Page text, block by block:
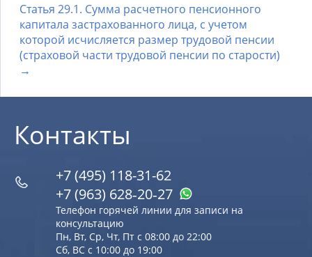
Статья 29.1. Сумма расчетного пенсионного
капитала застрахованного лица, с учетом
которой исчисляется размер трудовой пенсии
(страховой части трудовой пенсии по старости)
→
Контакты
+7 (495) 118-31-62
+7 (963) 628‑20‑27
Телефон горячей линии для записи на
консультацию
Пн, Вт, Ср, Чт, Пт с 08:00 до 22:00
Сб, ВС с 10:00 до 19:00